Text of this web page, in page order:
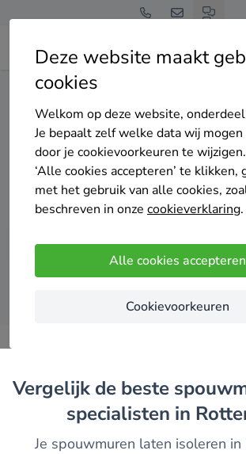
Deze website maakt
cookies
Welkom op deze website,
Je bepaalt zelf welke data wij
door je cookievoorkeuren te
‘Alle cookies accepteren’ te klikken,
met het gebruik van alle cookies,
beschreven in onze cookieverklaring.
Alle cookies accepteren
Cookievoorkeuren
Home Spouwmuurisolatie
Gratis en vrijblijvend
Top 20 spouwmuurisolatie
specialisten in
Vergelijk offertes
Vergelijk de beste spouwmuurisolatie
specialisten in
Je spouwmuren laten isoleren in